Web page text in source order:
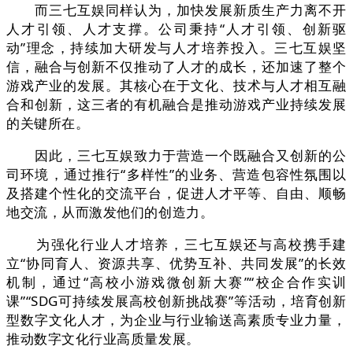
而三七互娱同样认为，加快发展新质生产力离不开
人才引领、人才支撑。公司秉持“人才引领、创新驱
动”理念，持续加大研发与人才培养投入。三七互娱坚
信，融合与创新不仅推动了人才的成长，还加速了整个
游戏产业的发展。其核心在于文化、技术与人才相互融
合和创新，这三者的有机融合是推动游戏产业持续发展
的关键所在‌。
因此，三七互娱致力于营造一个既融合又创新的公
司环境，通过推行“多样性”的业务、营造包容性氛围以
及搭建个性化的交流平台，促进人才平等、自由、顺畅
地交流，从而激发他们的创造力。
为强化行业人才培养，三七互娱还与高校携手建
立“协同育人、资源共享、优势互补、共同发展”的长效
机制，通过“高校小游戏微创新大赛”“校企合作实训
课”“SDG可持续发展高校创新挑战赛”等活动，培育创新
型数字文化人才，为企业与行业输送高素质专业力量，
推动数字文化行业高质量发展。